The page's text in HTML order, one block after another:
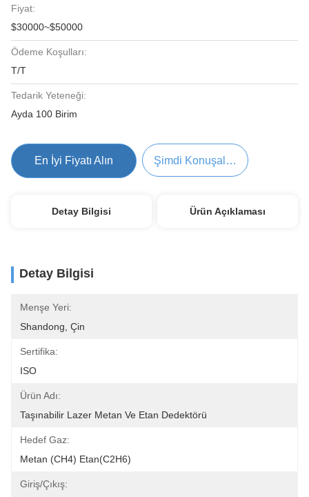
Fiyat:
$30000~$50000
Ödeme Koşulları:
T/T
Tedarik Yeteneği:
Ayda 100 Birim
En İyi Fiyatı Alın Şimdi Konuşalım.
Detay Bilgisi Ürün Açıklaması
Detay Bilgisi
Menşe Yeri:
Shandong, Çin
Sertifika:
ISO
Ürün Adı:
Taşınabilir Lazer Metan Ve Etan Dedektörü
Hedef Gaz:
Metan (CH4) Etan(C2H6)
Giriş/çıkış: